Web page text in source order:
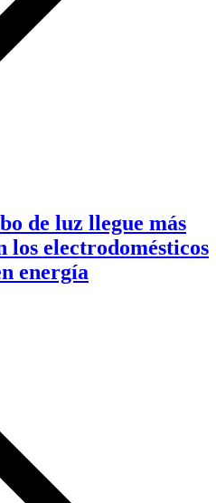
de luz llegue más
los electrodomésticos
energía